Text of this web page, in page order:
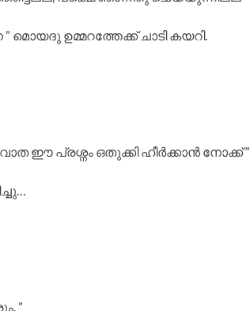
ഉമ്മറത്തേക്ക് ചാടി കയറി.
ഈ പ്രശ്നം ഒതുക്കി ഹീർക്കാൻ നോക്ക് ”
”